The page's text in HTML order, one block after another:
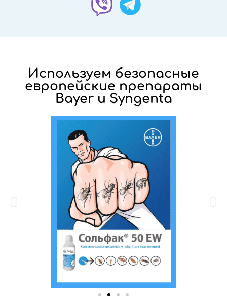
Используем безопасные
европейские препараты
Bayer и Syngenta